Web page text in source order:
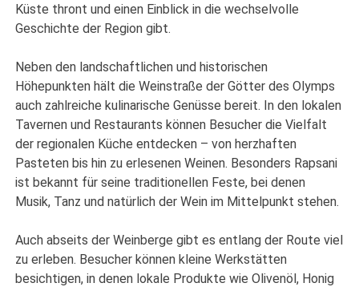
Küste thront und einen Einblick in die wechselvolle
Geschichte der Region gibt.
Neben den landschaftlichen und historischen
Höhepunkten hält die Weinstraße der Götter des Olymps
auch zahlreiche kulinarische Genüsse bereit. In den lokalen
Tavernen und Restaurants können Besucher die Vielfalt
der regionalen Küche entdecken – von herzhaften
Pasteten bis hin zu erlesenen Weinen. Besonders Rapsani
ist bekannt für seine traditionellen Feste, bei denen
Musik, Tanz und natürlich der Wein im Mittelpunkt stehen.
Auch abseits der Weinberge gibt es entlang der Route viel
zu erleben. Besucher können kleine Werkstätten
besichtigen, in denen lokale Produkte wie Olivenöl, Honig